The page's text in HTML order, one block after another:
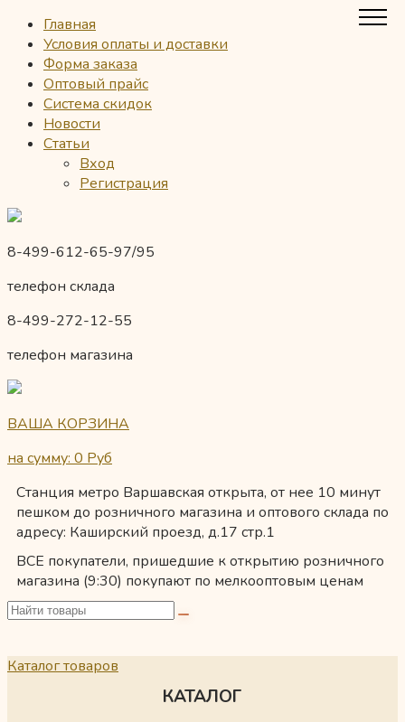
Главная
Условия оплаты и доставки
Форма заказа
Оптовый прайс
Система скидок
Новости
Статьи
Вход
Регистрация
8-499-612-65-97/95
телефон склада
8-499-272-12-55
телефон магазина
ВАША КОРЗИНА
на сумму: 0 Руб
Станция метро Варшавская открыта, от нее 10 минут
пешком до розничного магазина и оптового склада по
адресу: Каширский проезд, д.17 стр.1
ВСЕ покупатели, пришедшие к открытию розничного
магазина (9:30) покупают по мелкооптовым ценам
Каталог товаров
КАТАЛОГ